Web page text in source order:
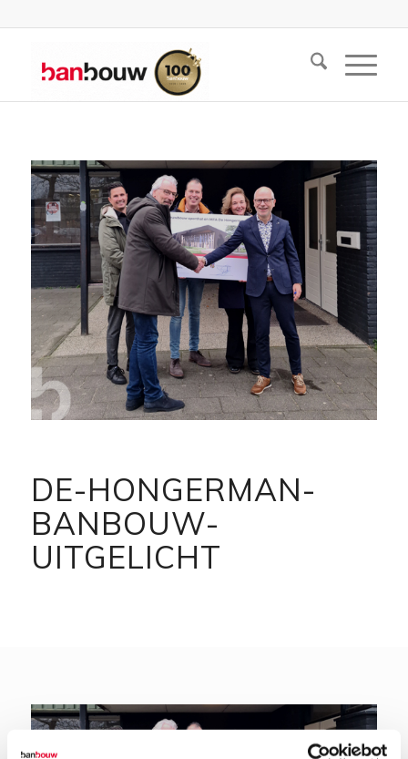
DE-HONGERMAN-
BANBOUW-
UITGELICHT